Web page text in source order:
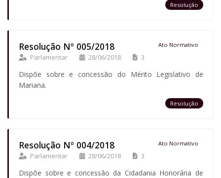
Resolução
Resolução Nº 005/2018 Ato Normativo
Parlamentar 28/06/2018 3
Dispõe sobre e concessão do Mérito Legislativo de
Mariana.
Resolução
Resolução Nº 004/2018 Ato Normativo
Parlamentar 28/06/2018 3
Dispõe sobre e concessão da Cidadania Honorária de